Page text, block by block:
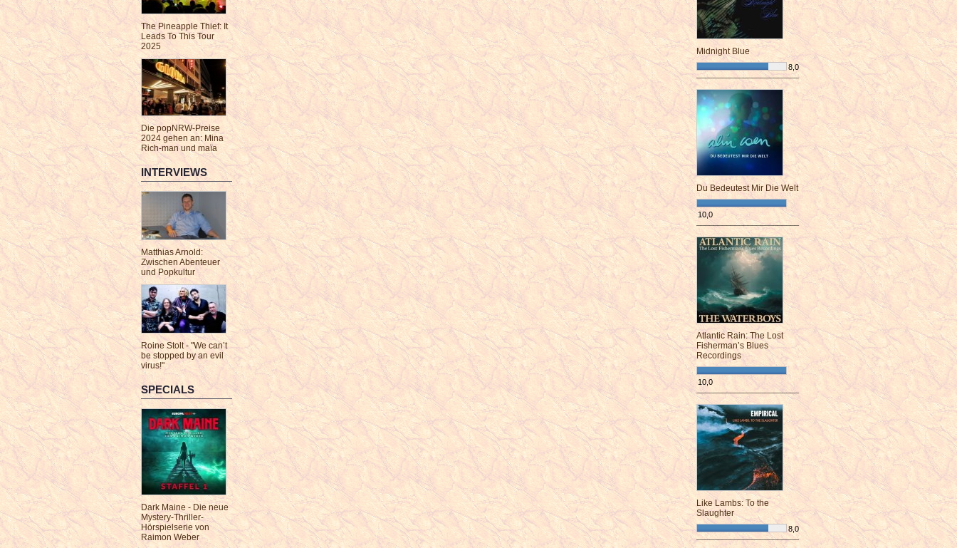
The Pineapple Thief: It
Leads To This Tour
2025
Die popNRW-Preise
2024 gehen an: Mina
Rich-man und maïa
INTERVIEWS
Matthias Arnold:
Zwischen Abenteuer
und Popkultur
Roine Stolt - "We can’t
be stopped by an evil
virus!"
SPECIALS
Dark Maine - Die neue
Mystery-Thriller-
Hörspielserie von
Raimon Weber
Midnight Blue
8,0
¯¯¯¯¯¯¯¯¯¯¯¯¯¯¯¯¯¯¯¯¯¯¯¯
Du Bedeutest Mir Die Welt
10,0
¯¯¯¯¯¯¯¯¯¯¯¯¯¯¯¯¯¯¯¯¯¯¯¯
Atlantic Rain: The Lost
Fisherman’s Blues
Recordings
10,0
¯¯¯¯¯¯¯¯¯¯¯¯¯¯¯¯¯¯¯¯¯¯¯¯
Like Lambs: To the
Slaughter
8,0
¯¯¯¯¯¯¯¯¯¯¯¯¯¯¯¯¯¯¯¯¯¯¯¯